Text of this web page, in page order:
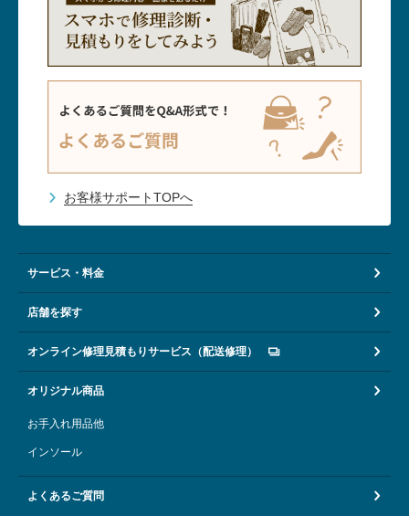
お客様サポートTOPへ
サービス・料金
店舗を探す
オンライン修理見積もりサービス（配送修理）
オリジナル商品
お手入れ用品他
インソール
よくあるご質問